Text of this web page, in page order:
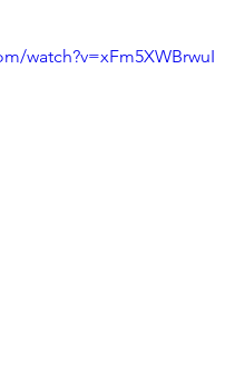
watch?v=xFm5XWBrwuI